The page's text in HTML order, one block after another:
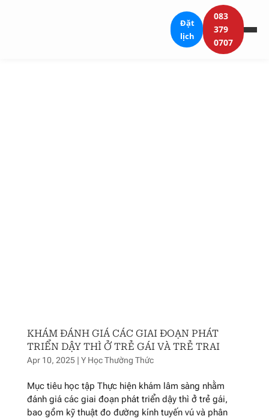
Đặt
lịch
083
379
0707
KHÁM ĐÁNH GIÁ CÁC GIAI ĐOẠN PHÁT
TRIỂN DẬY THÌ Ở TRẺ GÁI VÀ TRẺ TRAI
Apr 10, 2025| Y Học Thường Thức
Mục tiêu học tập Thực hiện khám lâm sàng nhằm
đánh giá các giai đoạn phát triển dậy thì ở trẻ gái,
bao gồm kỹ thuật đo đường kính tuyến vú và phân